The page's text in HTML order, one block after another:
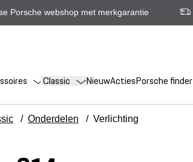
Porsche webshop met merkgarantie
Classic NieuwActiesPorsche finder
/ Onderdelen / Verlichting